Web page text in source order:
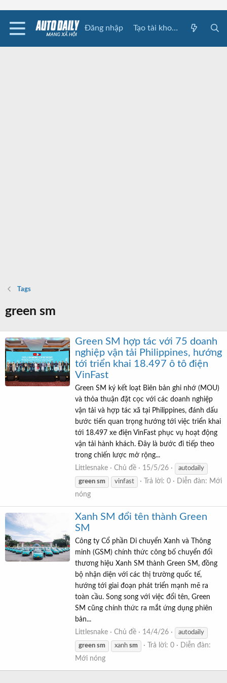
Đăng nhập Tạo tài khoản
Tags
green sm
Green SM hợp tác với 75 doanh
nghiệp vận tải Philippines, hướng
tới triển khai 18.497 ô tô điện
VinFast
Green SM ký kết loạt Biên bản ghi nhớ (MOU)
và thỏa thuận đặt cọc với các doanh nghiệp
vận tải và hợp tác xã tại Philippines, đánh dấu
bước tiến quan trọng hướng tới việc triển khai
tới 18.497 xe điện VinFast phục vụ hoạt động
vận tải hành khách. Đây là bước đi tiếp theo
trong chiến lược mở rộng...
Littlesnake
Chủ đề 15/5/26
autodaily
green sm vinfast Trả lời: 0 Diễn đàn: Mới
nóng
Xanh SM đổi tên thành Green
SM
Công ty Cổ phần Di chuyển Xanh và Thông
minh (GSM) chính thức công bố chuyển đổi
thương hiệu Xanh SM thành Green SM, đồng
bộ nhận diện với các thị trường quốc tế,
hướng tới giai đoạn phát triển mạnh mẽ ra
toàn cầu. Song song với việc đổi tên, Green
SM cũng chính thức ra mắt ứng dụng phiên
bản...
Littlesnake
Chủ đề 14/4/26
autodaily
green sm xanh sm Trả lời: 0
Diễn đàn:
Mới nóng